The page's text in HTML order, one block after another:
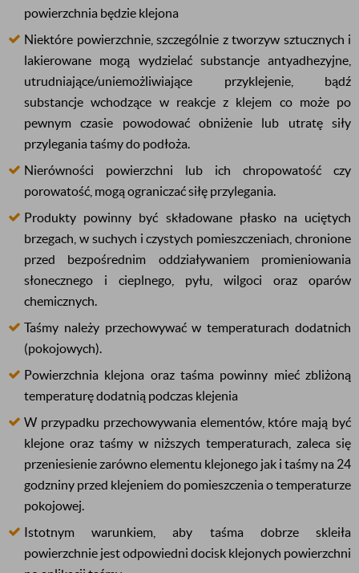
powierzchnia będzie klejona
Niektóre powierzchnie, szczególnie z tworzyw sztucznych i
lakierowane mogą wydzielać substancje antyadhezyjne,
utrudniające/uniemożliwiające przyklejenie, bądź
substancje wchodzące w reakcje z klejem co może po
pewnym czasie powodować obniżenie lub utratę siły
przylegania taśmy do podłoża.
Nierówności powierzchni lub ich chropowatość czy
porowatość, mogą ograniczać siłę przylegania.
Produkty powinny być składowane płasko na uciętych
brzegach, w suchych i czystych pomieszczeniach, chronione
przed bezpośrednim oddziaływaniem promieniowania
słonecznego i cieplnego, pyłu, wilgoci oraz oparów
chemicznych.
Taśmy należy przechowywać w temperaturach dodatnich
(pokojowych).
Powierzchnia klejona oraz taśma powinny mieć zbliżoną
temperaturę dodatnią podczas klejenia
W przypadku przechowywania elementów, które mają być
klejone oraz taśmy w niższych temperaturach, zaleca się
przeniesienie zarówno elementu klejonego jak i taśmy na 24
godzniny przed klejeniem do pomieszczenia o temperaturze
pokojowej.
Istotnym warunkiem, aby taśma dobrze skleiła
powierzchnie jest odpowiedni docisk klejonych powierzchni